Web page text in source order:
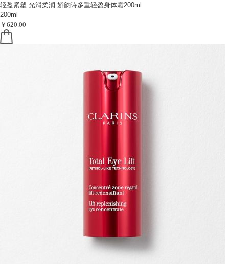
轻盈紧塑 光滑柔润 娇韵诗多重轻盈身体霜200ml
200ml
￥620.00